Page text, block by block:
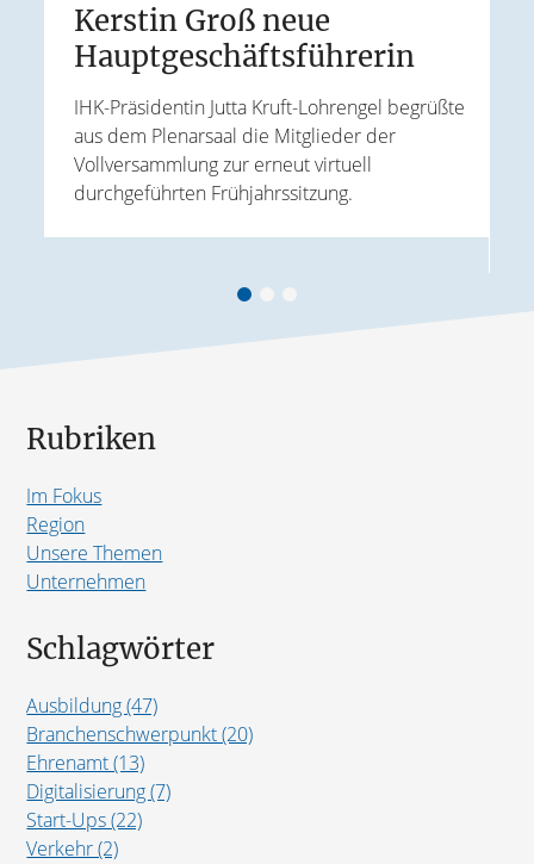
Kerstin Groß neue
Hauptgeschäftsführerin
IHK-Präsidentin Jutta Kruft-Lohrengel begrüßte
aus dem Plenarsaal die Mitglieder der
Vollversammlung zur erneut virtuell
durchgeführten Frühjahrssitzung.
Rubriken
Im Fokus
Region
Unsere Themen
Unternehmen
Schlagwörter
Ausbildung (47)
Branchenschwerpunkt (20)
Ehrenamt (13)
Digitalisierung (7)
Start-Ups (22)
Verkehr (2)